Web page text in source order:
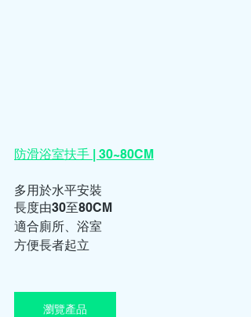
防滑浴室扶手 | 30~80CM
多用於水平安裝
長度由30至80CM
適合廁所、浴室
方便長者起立
瀏覽產品